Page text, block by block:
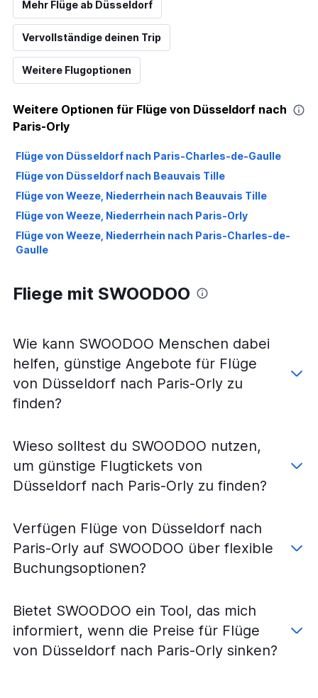
Mehr Flüge ab Düsseldorf
Vervollständige deinen Trip
Weitere Flugoptionen
Weitere Optionen für Flüge von Düsseldorf nach
Paris-Orly
Flüge von Düsseldorf nach Paris-Charles-de-Gaulle
Flüge von Düsseldorf nach Beauvais Tille
Flüge von Weeze, Niederrhein nach Beauvais Tille
Flüge von Weeze, Niederrhein nach Paris-Orly
Flüge von Weeze, Niederrhein nach Paris-Charles-de-
Gaulle
Fliege mit SWOODOO
Wie kann SWOODOO Menschen dabei
helfen, günstige Angebote für Flüge
von Düsseldorf nach Paris-Orly zu
finden?
Wieso solltest du SWOODOO nutzen,
um günstige Flugtickets von
Düsseldorf nach Paris-Orly zu finden?
Verfügen Flüge von Düsseldorf nach
Paris-Orly auf SWOODOO über flexible
Buchungsoptionen?
Bietet SWOODOO ein Tool, das mich
informiert, wenn die Preise für Flüge
von Düsseldorf nach Paris-Orly sinken?